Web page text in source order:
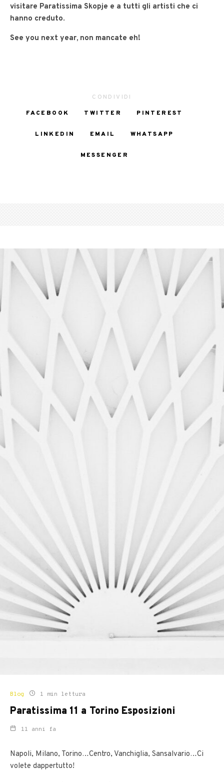
visitare Paratissima Skopje e a tutti gli artisti che ci
hanno creduto.
See you next year, non mancate eh!
CONDIVIDI
FACEBOOK
TWITTER PINTEREST
LINKEDIN EMAIL WHATSAPP
MESSENGER
Blog 1 min lettura
Paratissima 11 a Torino Esposizioni
11 anni fa
Napoli, Milano, Torino…Centro, Vanchiglia, Sansalvario…Ci
volete dappertutto!